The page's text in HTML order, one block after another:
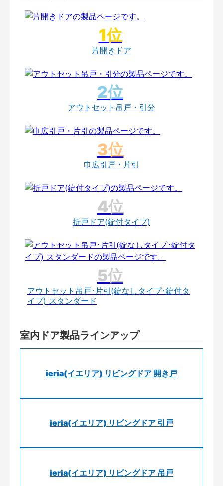
片開きドア
アウトセット吊戸・引分
巾広引戸・片引
折戸ドア(錠付タイプ)
アウトセット吊戸･片引(錠なしタイプ･錠付タ
イプ) スタンダード
室内ドア製品ラインアップ
ieria(イエリア) リビングドア 開き戸
ieria(イエリア) リビングドア 引戸
ieria(イエリア) リビングドア 吊戸